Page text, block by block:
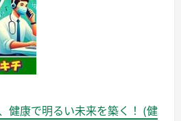
健康で明るい未来を築く！ (健